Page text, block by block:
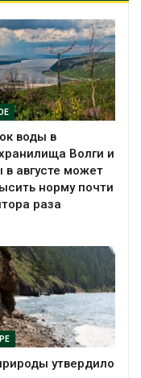
воды в
Волги и
в августе может
норму почти
раза
утвердило